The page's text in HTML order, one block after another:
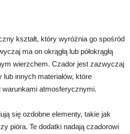
kształt, który wyróżnia go spośród
ma on okrągłą lub półokrągłą
wierzchem. Czador jest zazwyczaj
innych materiałów, które
warunkami atmosferycznymi.
się ozdobne elementy, takie jak
pióra. Te dodatki nadają czadorowi